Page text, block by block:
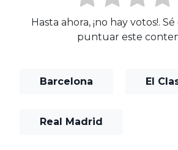
Hasta ahora, ¡no hay votos!.
puntuar este
Barcelona El
Real Madrid